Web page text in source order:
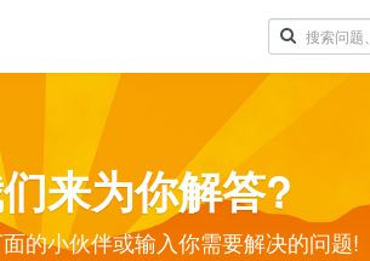
来为你解答?
的小伙伴或输入你需要解决的问题!